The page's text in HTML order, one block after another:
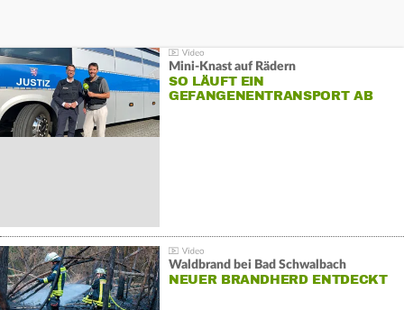
Mini-Knast auf Rädern
SO LÄUFT EIN
GEFANGENENTRANSPORT AB
Waldbrand bei Bad Schwalbach
NEUER BRANDHERD ENTDECKT